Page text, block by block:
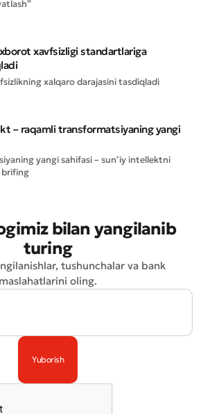
xavfsizligi standartlariga
xalqaro darajasini tasdiqladi
– raqamli transformatsiyaning yangi
yangi sahifasi – sun’iy intellektni
brifing
bilan yangilanib
turing
tushunchalar va bank
maslahatlarini oling.